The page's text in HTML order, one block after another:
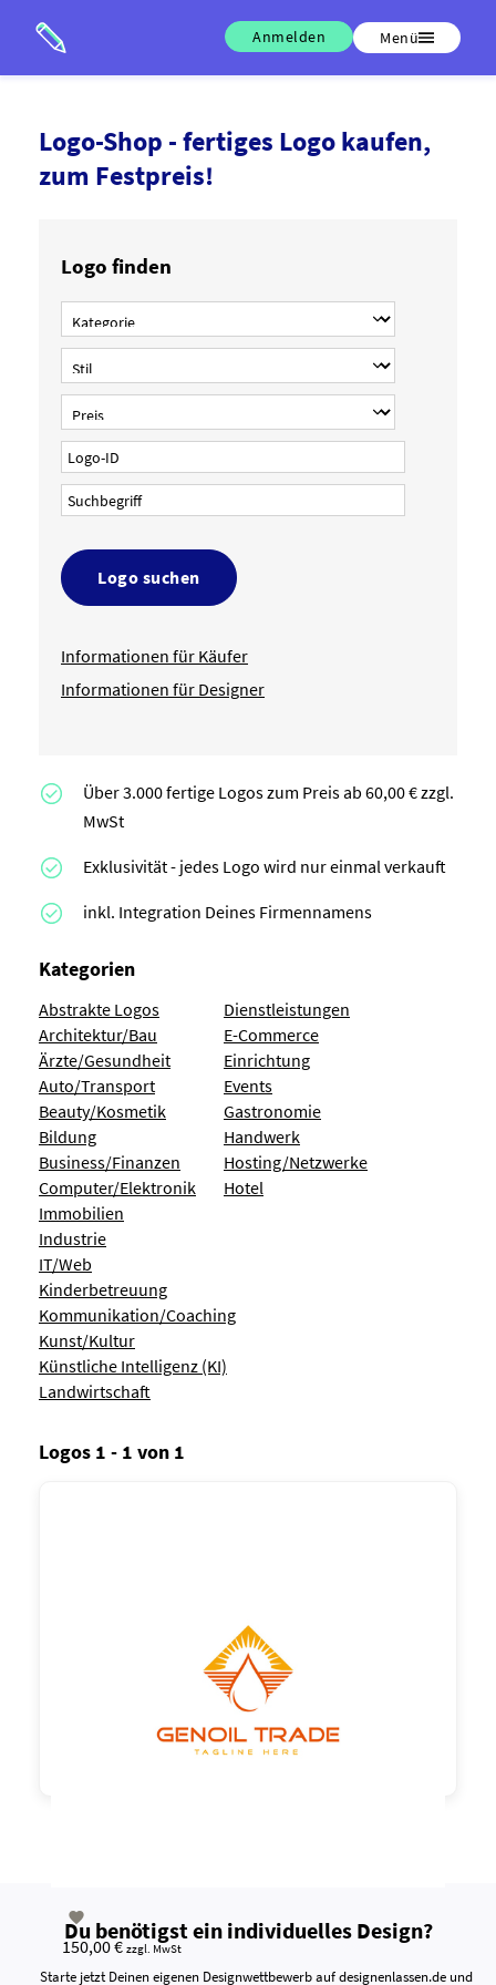
Anmelden Menü
Logo-Shop - fertiges Logo kaufen,
zum Festpreis!
Logo finden
Logo suchen
Informationen für Käufer
Informationen für Designer
Über 3.000 fertige Logos zum Preis ab 60,00 € zzgl.
MwSt
Exklusivität - jedes Logo wird nur einmal verkauft
inkl. Integration Deines Firmennamens
Kategorien
Abstrakte Logos
Architektur/Bau
Ärzte/Gesundheit
Auto/Transport
Beauty/Kosmetik
Bildung
Business/Finanzen
Computer/Elektronik
Dienstleistungen
E-Commerce
Einrichtung
Events
Gastronomie
Handwerk
Hosting/Netzwerke
Hotel
Immobilien
Industrie
IT/Web
Kinderbetreuung
Kommunikation/Coaching
Kunst/Kultur
Künstliche Intelligenz (KI)
Landwirtschaft
Logos 1 - 1 von 1

150,00 € zzgl. MwSt
Du benötigst ein individuelles Design?
Starte jetzt Deinen eigenen Designwettbewerb auf designenlassen.de und